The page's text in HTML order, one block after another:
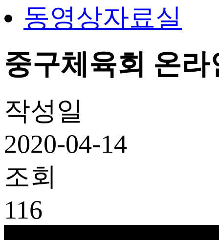
동영상자료실
중구체육회 온
작성일
2020-04-14
조회
116